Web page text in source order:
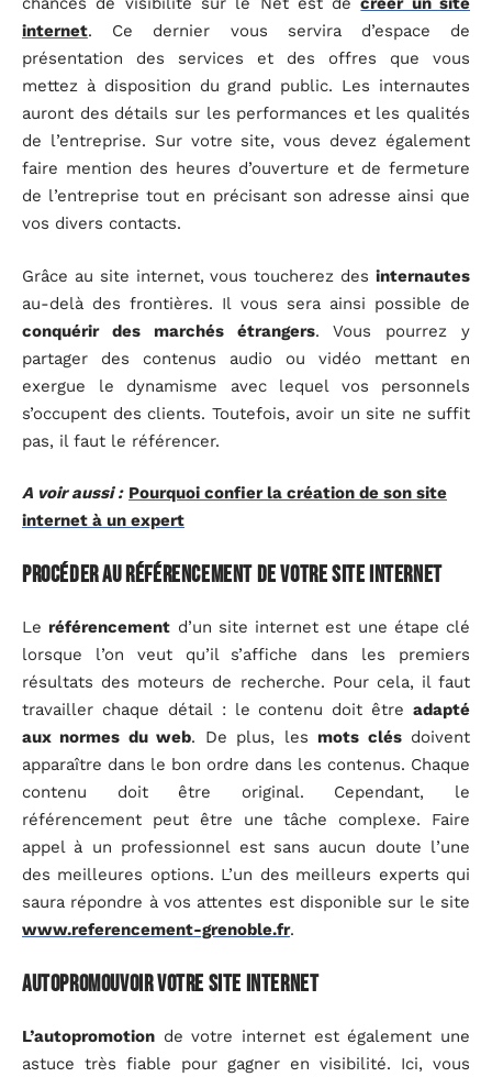
internet. Ce dernier vous servira d’espace de
présentation des services et des offres que vous
mettez à disposition du grand public. Les internautes
auront des détails sur les performances et les qualités
de l’entreprise. Sur votre site, vous devez également
faire mention des heures d’ouverture et de fermeture
de l’entreprise tout en précisant son adresse ainsi que
vos divers contacts.
Grâce au site internet, vous toucherez des internautes
au-delà des frontières. Il vous sera ainsi possible de
conquérir des marchés étrangers. Vous pourrez y
partager des contenus audio ou vidéo mettant en
exergue le dynamisme avec lequel vos personnels
s’occupent des clients. Toutefois, avoir un site ne suffit
pas, il faut le référencer.
A voir aussi : Pourquoi confier la création de son site
internet à un expert
Procéder au référencement de votre site internet
Le référencement d’un site internet est une étape clé
lorsque l’on veut qu’il s’affiche dans les premiers
résultats des moteurs de recherche. Pour cela, il faut
travailler chaque détail : le contenu doit être adapté
aux normes du web. De plus, les mots clésdoivent
apparaître dans le bon ordre dans les contenus. Chaque
contenu doit être original. Cependant, le
référencement peut être une tâche complexe. Faire
appel à un professionnel est sans aucun doute l’une
des meilleures options. L’un des meilleurs experts qui
saura répondre à vos attentes est disponible sur le site
www.referencement-grenoble.fr.
Autopromouvoir votre site internet
L’autopromotion de votre internet est également une
astuce très fiable pour gagner en visibilité. Ici, vous